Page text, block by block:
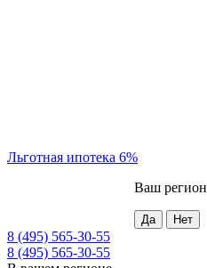
Льготная ипотека 6%
Ваш регион
8 (495) 565-30-55
8 (495) 565-30-55